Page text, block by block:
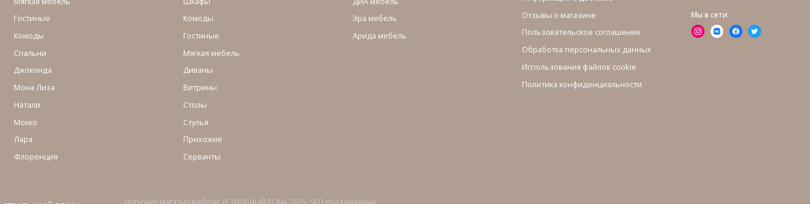
Гостиные
Комоды
Cпальни
Джоконда
Мона Лиза
Натали
Мокко
Лара
Флоренция
Комоды
Гостиные
Мягкая мебель
Диваны
Витрины
Столы
Стулья
Прихожие
Серванты
Эра мебель
Арида мебель
Отзывы о магазине
Пользовательское соглашение
Обработка персональных данных
Использования файлов cookie
Политика конфиденциальности
Мы в сети
Интернет-магазин мебели «СТИЛЬНЫЙДОМ» 2025, SEO продвижение